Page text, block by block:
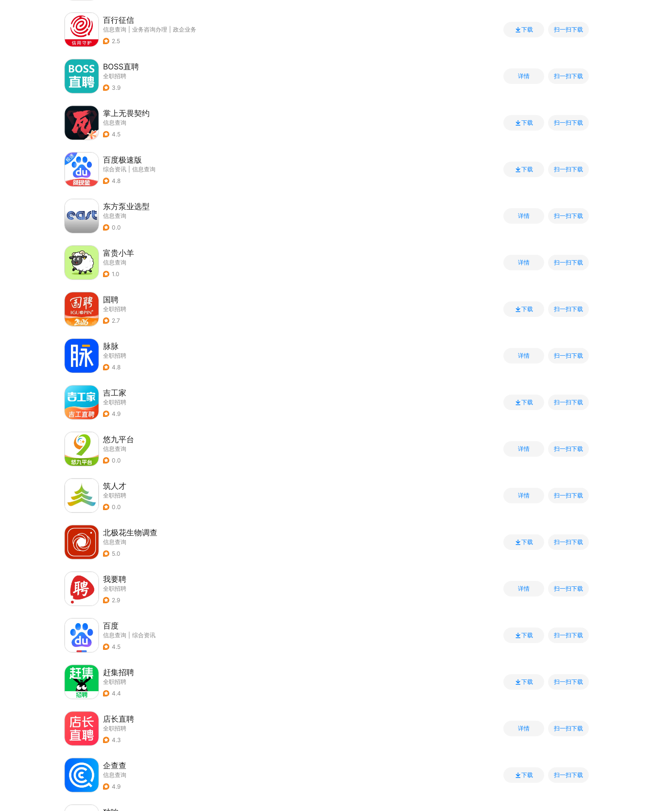
百行征信
信息查询 业务咨询办理
政企业务
2.5
下载 扫一扫下载
BOSS直聘
全职招聘
3.9
详情 扫一扫下载
掌上无畏契约
信息查询
4.5
下载 扫一扫下载
百度极速版
综合资讯
信息查询
4.8
下载 扫一扫下载
东方泵业选型
信息查询
0.0
详情 扫一扫下载
富贵小羊
信息查询
1.0
详情 扫一扫下载
国聘
全职招聘
2.7
下载 扫一扫下载
脉脉
全职招聘
4.8
详情 扫一扫下载
吉工家
全职招聘
4.9
下载 扫一扫下载
悠九平台
信息查询
0.0
详情 扫一扫下载
筑人才
全职招聘
0.0
详情 扫一扫下载
北极花生物调查
信息查询
5.0
下载 扫一扫下载
我要聘
全职招聘
2.9
详情 扫一扫下载
百度
信息查询
综合资讯
4.5
下载 扫一扫下载
赶集招聘
全职招聘
4.4
下载 扫一扫下载
店长直聘
全职招聘
4.3
详情 扫一扫下载
企查查
信息查询
4.9
下载 扫一扫下载